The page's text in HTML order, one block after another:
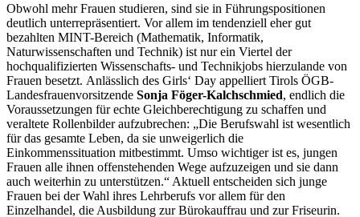
Obwohl mehr Frauen studieren, sind sie in Führungspositionen
deutlich unterrepräsentiert. Vor allem im tendenziell eher gut
bezahlten MINT-Bereich (Mathematik, Informatik,
Naturwissenschaften und Technik) ist nur ein Viertel der
hochqualifizierten Wissenschafts- und Technikjobs hierzulande von
Frauen besetzt. Anlässlich des Girls‘ Day appelliert Tirols ÖGB-
Landesfrauenvorsitzende Sonja Föger-Kalchschmied, endlich die
Voraussetzungen für echte Gleichberechtigung zu schaffen und
veraltete Rollenbilder aufzubrechen: „Die Berufswahl ist wesentlich
für das gesamte Leben, da sie unweigerlich die
Einkommenssituation mitbestimmt. Umso wichtiger ist es, jungen
Frauen alle ihnen offenstehenden Wege aufzuzeigen und sie dann
auch weiterhin zu unterstützen.“ Aktuell entscheiden sich junge
Frauen bei der Wahl ihres Lehrberufs vor allem für den
Einzelhandel, die Ausbildung zur Bürokauffrau und zur Friseurin.